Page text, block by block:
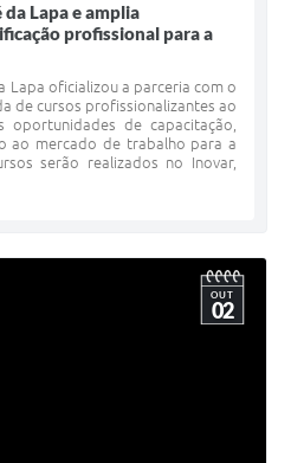
da Lapa e amplia
profissional para a
Lapa oficializou a parceria com o
de cursos profissionalizantes ao
oportunidades de capacitação,
ao mercado de trabalho para a
serão realizados no Inovar,
OUT
02